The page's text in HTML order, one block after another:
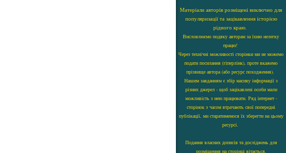
Матеріали авторів розміщені виключно для
популяризації та зацікавлення історією
рідного краю.
Висловлюємо подяку авторам за їхню нелегку
працю!
Через технічні можливості сторінки ми не можемо
подати посилання (гіперлінк), проте вкажемо
прізвище автора (або ресурс походження).
Нашим завданням є збір масиву інформації з
різних джерел - щоб зацікавлені особи мали
можливість з нею працювати. Ряд інтернет -
сторінок з часом втрачають свої попередні
публікації, ми старатимемося їх зберегти на цьому
ресурсі.
Подання власних дописів та досліджень для
розміщення на сторінці вітається.